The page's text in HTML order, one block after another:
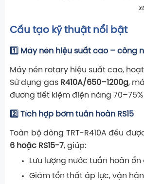
Cấu tạo kỹ thuật nổi bật
1️⃣ Máy nén hiệu suất cao – công
Máy nén rotary hiệu suất cao,
Sử dụng gas R410A/650–1200g,
đương tiết kiệm điện năng
2️⃣ Tích hợp bơm tuần hoàn RS15
Toàn bộ dòng TRT-R410A đều
6 hoặc RS15-7, giúp:
Lưu lượng nước tuần hoàn ổn
Giảm tổn thất áp lực, vận